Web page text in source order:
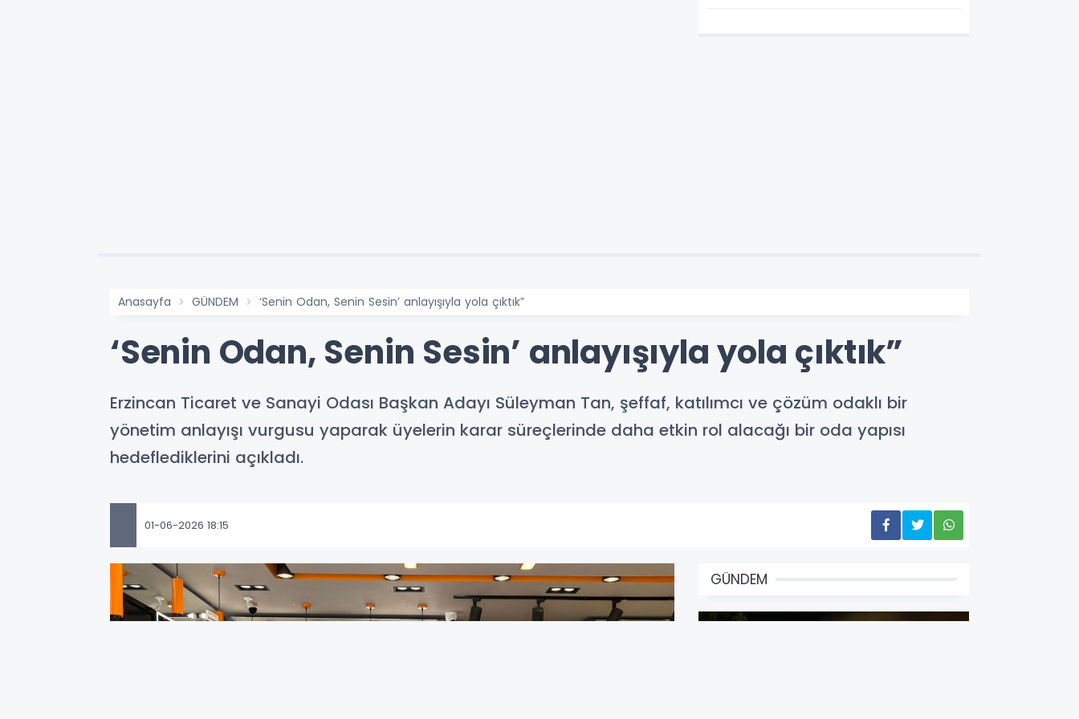
Anasayfa GÜNDEM ‘Senin Odan, Senin Sesin’ anlayışıyla yola çıktık”
‘Senin Odan, Senin Sesin’ anlayışıyla yola çıktık”
Erzincan Ticaret ve Sanayi Odası Başkan Adayı Süleyman Tan, şeffaf, katılımcı ve çözüm odaklı bir
yönetim anlayışı vurgusu yaparak üyelerin karar süreçlerinde daha etkin rol alacağı bir oda yapısı
hedeflediklerini açıkladı.
01-06-2026 18:15
GÜNDEM